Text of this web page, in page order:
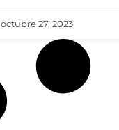
octubre 27, 2023